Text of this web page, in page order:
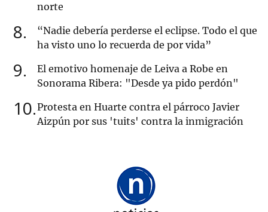
norte
8
“Nadie debería perderse el eclipse. Todo el que
ha visto uno lo recuerda de por vida”
9
El emotivo homenaje de Leiva a Robe en
Sonorama Ribera: "Desde ya pido perdón"
10 Protesta en Huarte contra el párroco Javier
Aizpún por sus 'tuits' contra la inmigración